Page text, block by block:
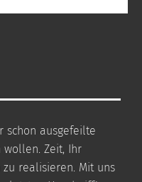
schon ausgefeilte
wollen. Zeit, Ihr
zu realisieren. Mit uns